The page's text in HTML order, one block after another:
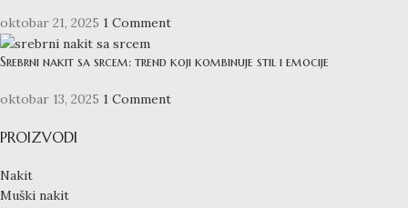
oktobar 21, 2025 1 Comment
Srebrni nakit sa srcem: trend koji kombinuje stil i emocije
oktobar 13, 2025 1 Comment
PROIZVODI
Nakit
Muški nakit